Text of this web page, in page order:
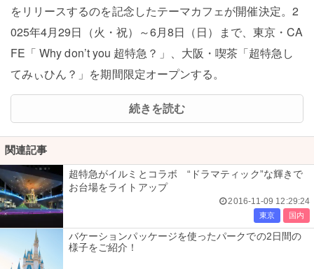
をリリースするのを記念したテーマカフェが開催決定。2
025年4月29日（火・祝）～6月8日（日）まで、東京・CA
FE「 Why don’t you 超特急？」、大阪・喫茶「超特急し
てみぃひん？」を期間限定オープンする。
続きを読む
関連記事
超特急がイルミとコラボ “ドラマティック”な輝きで
お台場をライトアップ
2016-11-09 12:29:24
東京 国内
バケーションパッケージを使ったパークでの2日間の
様子をご紹介！